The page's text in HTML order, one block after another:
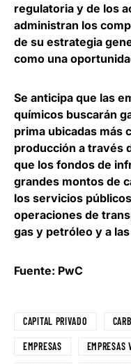
regulatoria y de los
administran los
de su estrategia
como una
Se anticipa que las
químicos buscarán
prima ubicadas más
producción a través
que los fondos de
grandes montos de
los servicios
operaciones de
gas y petróleo y a
Fuente: PwC
CAPITAL PRIVADO
EMPRESAS EMPRESAS